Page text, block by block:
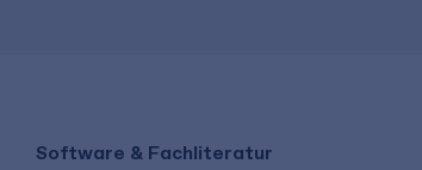
Software & Fachliteratur